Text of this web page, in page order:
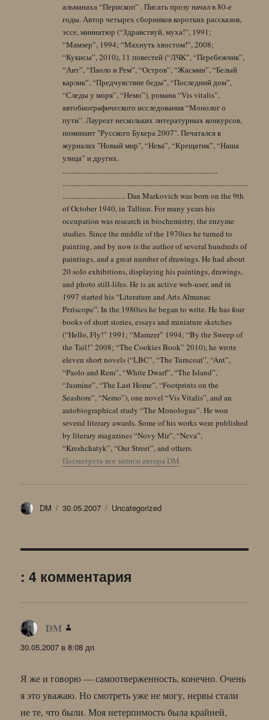
альманаха “Перископ” . Писать прозу начал в 80-е
годы. Автор четырех сборников коротких рассказов,
эссе, миниатюр (“Здравствуй, муха!”, 1991;
“Мамзер”, 1994; “Махнуть хвостом!”, 2008;
“Кукисы”, 2010), 11 повестей (“ЛЧК”, “Перебежчик”,
“Ант”, “Паоло и Рем”, “Остров”, “Жасмин”, “Белый
карлик”, “Предчувствие беды”, “Последний дом”,
“Следы у моря”, “Немо”), романа “Vis vitalis”,
автобиографического исследования “Монолог о
пути”. Лауреат нескольких литературных конкурсов,
номинант "Русского Букера 2007". Печатался в
журналах "Новый мир", “Нева”, “Крещатик”, “Наша
улица” и других.
......................................................................................
.......................................................................................................
................................... Dan Markovich was born on the 9th
of October 1940, in Tallinn. For many years his
occupation was research in biochemistry, the enzyme
studies. Since the middle of the 1970ies he turned to
painting, and by now is the author of several hundreds of
paintings, and a great number of drawings. He had about
20 solo exhibitions, displaying his paintings, drawings,
and photo still-lifes. He is an active web-user, and in
1997 started his “Literature and Arts Almanac
Periscope”. In the 1980ies he began to write. He has four
books of short stories, essays and miniature sketches
(“Hello, Fly!” 1991; “Mamzer” 1994; “By the Sweep of
the Tail!” 2008; “The Cookies Book” 2010), he wrote
eleven short novels (“LBC”, “The Turncoat”, “Ant”,
“Paolo and Rem”, “White Dwarf”, “The Island”,
“Jasmine”, “The Last Home”, “Footprints on the
Seashore”, “Nemo”), one novel “Vis Vitalis”, and an
autobiographical study “The Monologue”. He won
several literary awards. Some of his works were published
by literary magazines “Novy Mir”, “Neva”,
“Kreshchatyk”, “Our Street”, and others.
Посмотреть все записи автора DM
Автор
DM Опубликовано
30.05.2007 Рубрики
Uncategorized
: 4 комментария
DM
30.05.2007 в 8:08 дп
Я же и говорю — самоотверженность, конечно. Очень
я это уважаю. Но смотреть уже не могу, нервы стали
не те, что были. Моя нетерпимость была крайней,